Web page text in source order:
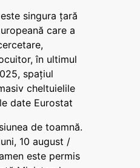
singura țară
care a
în ultimul
spațiul
cheltuielile
date Eurostat
de toamnă.
10 august /
este permis